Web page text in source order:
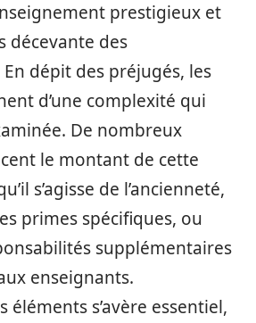
prestigieux et
décevante des
dépit des préjugés, les
d’une complexité qui
De nombreux
le montant de cette
s’agisse de l’ancienneté,
primes spécifiques, ou
supplémentaires
enseignants.
éléments s’avère essentiel,